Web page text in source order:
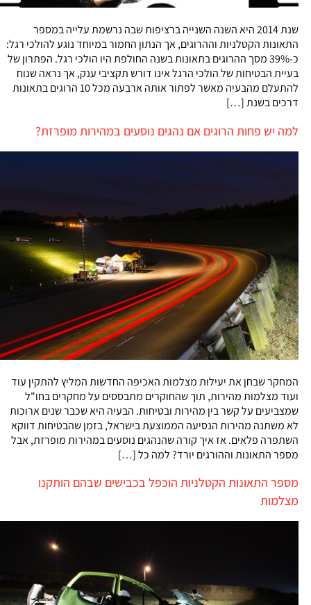
שנת 2014 היא השנה השנייה ברציפות שבה נרשמת עלייה במספר
התאונות הקטלניות וההרוגים, אך הנתון החמור במיוחד נוגע להולכי רגל:
כ-39% מסך ההרוגים בתאונות בשנה החולפת היו הולכי רגל. הפתרון של
בעיית הבטיחות של הולכי הרגל אינו דורש תקציבי ענק, אך נראה שנוח
להתעלם מהבעיה מאשר לפתור אותה ארבעה מכל 10 הרוגים בתאונות
דרכים בשנת […]
למה יש פחות הרוגים אם נהגים נוסעים במהירות מופרזת?
המחקר שבחן את יעילות מצלמות האכיפה החדשות המליץ להתקין עוד
ועוד מצלמות מהירות, תוך שהחוקרים מתבססים על מחקרים בחו"ל
שמצביעים על קשר בין מהירות ובטיחות. הבעיה היא שכבר שנים ארוכות
לא משתנה מהירות הנסיעה הממוצעת בישראל, בזמן שהבטיחות דווקא
השתפרה פלאים. אז איך קורה שהנהגים נוסעים במהירות מופרזת, אבל
מספר התאונות וההורגים יורד? למה כל […]
מספר התאונות הקטלניות הוכפל בכבישים שבהם הותקנו
מצלמות